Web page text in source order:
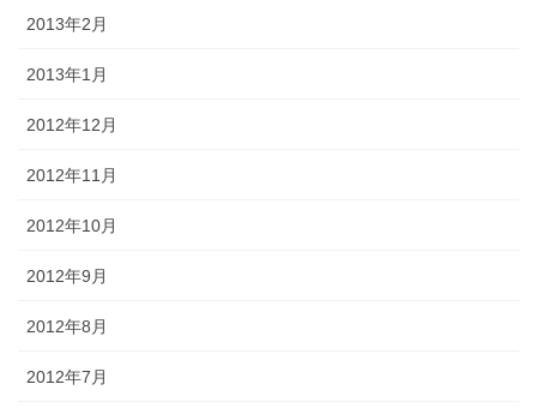
2013年2月
2013年1月
2012年12月
2012年11月
2012年10月
2012年9月
2012年8月
2012年7月